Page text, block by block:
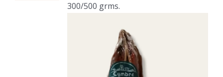
300/500 grms.